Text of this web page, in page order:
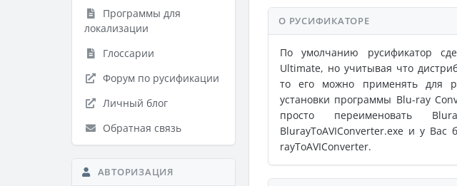
Программы для
локализации
Глоссарии
Форум по русификации
Личный блог
Обратная связь
АВТОРИЗАЦИЯ
О РУСИФИКАТОРЕ
По умолчанию русификатор
Ultimate, но учитывая что
то его можно применять для
установки программы Blu-ray
просто переименовать
BlurayToAVIConverter.exe и у Вас
rayToAVIConverter.